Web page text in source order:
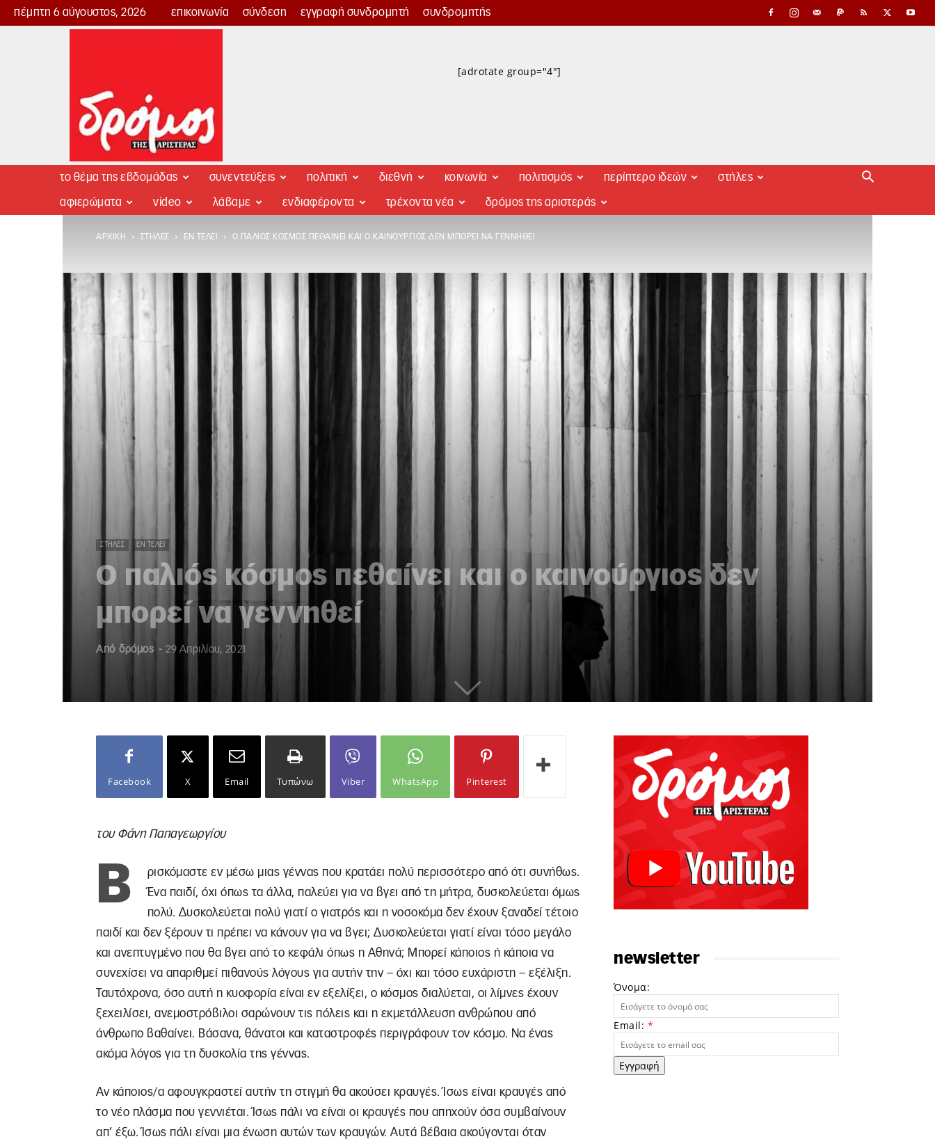
πέμπτη 6 αύγουστος, 2026 επικοινωνία σύνδεση εγγραφή συνδρομητή συνδρομητής
Δρόμος
[adrotate group="4"]
το θέμα της εβδομάδας συνεντεύξεις πολιτική διεθνή κοινωνία πολιτισμός περίπτερο ιδεών στήλες
αφιερώματα video λάβαμε ενδιαφέροντα τρέχοντα νέα δρόμος της αριστεράς
ΑΡΧΙΚΉ ΣΤΉΛΕΣ ΕΝ ΤΈΛΕΙ Ο ΠΑΛΙΌΣ ΚΌΣΜΟΣ ΠΕΘΑΊΝΕΙ ΚΑΙ Ο ΚΑΙΝΟΎΡΓΙΟΣ ΔΕΝ ΜΠΟΡΕΊ ΝΑ ΓΕΝΝΗΘΕΊ
ΣΤΉΛΕΣ ΕΝ ΤΈΛΕΙ
Ο παλιός κόσμος πεθαίνει και ο καινούργιος δεν
μπορεί να γεννηθεί
Από δρόμος - 29 Απριλίου, 2021
Facebook X Email Τυπώνω Viber WhatsApp Pinterest
του Φάνη Παπαγεωργίου
Β
ρισκόμαστε εν μέσω μιας γέννας που κρατάει πολύ περισσότερο από ότι συνήθως.
Ένα παιδί, όχι όπως τα άλλα, παλεύει για να βγει από τη μήτρα, δυσκολεύεται όμως
πολύ. Δυσκολεύεται πολύ γιατί ο γιατρός και η νοσοκόμα δεν έχουν ξαναδεί τέτοιο
παιδί και δεν ξέρουν τι πρέπει να κάνουν για να βγει; Δυσκολεύεται γιατί είναι τόσο μεγάλο
και ανεπτυγμένο που θα βγει από το κεφάλι όπως η Αθηνά; Μπορεί κάποιος ή κάποια να
συνεχίσει να απαριθμεί πιθανούς λόγους για αυτήν την – όχι και τόσο ευχάριστη – εξέλιξη.
Ταυτόχρονα, όσο αυτή η κυοφορία είναι εν εξελίξει, ο κόσμος διαλύεται, οι λίμνες έχουν
ξεχειλίσει, ανεμοστρόβιλοι σαρώνουν τις πόλεις και η εκμετάλλευση ανθρώπου από
άνθρωπο βαθαίνει. Βάσανα, θάνατοι και καταστροφές περιγράφουν τον κόσμο. Να ένας
ακόμα λόγος για τη δυσκολία της γέννας.
Αν κάποιος/α αφουγκραστεί αυτήν τη στιγμή θα ακούσει κραυγές. Ίσως είναι κραυγές από
το νέο πλάσμα που γεννιέται. Ίσως πάλι να είναι οι κραυγές που απηχούν όσα συμβαίνουν
απ’ έξω. Ίσως πάλι είναι μια ένωση αυτών των κραυγών. Αυτά βέβαια ακούγονται όταν
newsletter
Όνομα:
Email: *
Εγγραφή